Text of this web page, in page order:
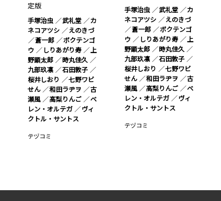
定版
手塚治虫 武礼堂
カ
ネコアツシ
えのきづ
蒼一郎
ボクテンゴ
ウ
しりあがり寿
上
野顕太郎
時丸佳久
九部玖凛
石田敦子
桜井しおり
七野ワビ
せん
和田ラヂヲ
古
瀬風
高梨りんご
ベ
レン・オルテガ
ヴィ
クトル・サントス
テヅコミ
手塚治虫 武礼堂
カ
ネコアツシ
えのきづ
蒼一郎
ボクテンゴ
ウ
しりあがり寿
上
野顕太郎
時丸佳久
九部玖凛
石田敦子
桜井しおり
七野ワビ
せん
和田ラヂヲ
古
瀬風
高梨りんご
ベ
レン・オルテガ
ヴィ
クトル・サントス
テヅコミ